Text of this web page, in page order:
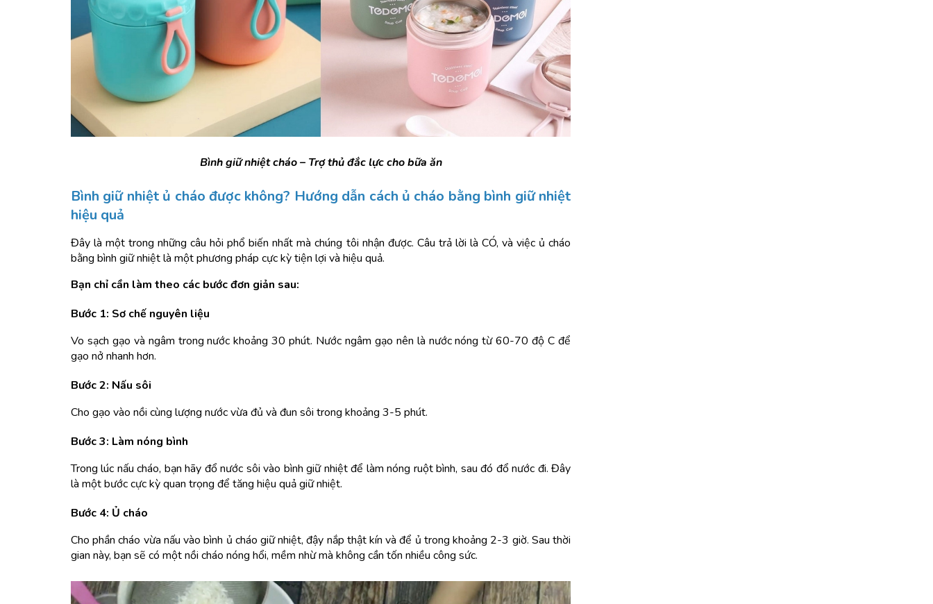
Bình giữ nhiệt cháo – Trợ thủ đắc lực cho bữa ăn
Bình giữ nhiệt ủ cháo được không? Hướng dẫn cách ủ cháo bằng bình giữ nhiệt
hiệu quả
Đây là một trong những câu hỏi phổ biến nhất mà chúng tôi nhận được. Câu trả lời là CÓ, và việc ủ cháo
bằng bình giữ nhiệt là một phương pháp cực kỳ tiện lợi và hiệu quả.
Bạn chỉ cần làm theo các bước đơn giản sau:
Bước 1: Sơ chế nguyên liệu
Vo sạch gạo và ngâm trong nước khoảng 30 phút. Nước ngâm gạo nên là nước nóng từ 60-70 độ C để
gạo nở nhanh hơn.
Bước 2: Nấu sôi
Cho gạo vào nồi cùng lượng nước vừa đủ và đun sôi trong khoảng 3-5 phút.
Bước 3: Làm nóng bình
Trong lúc nấu cháo, bạn hãy đổ nước sôi vào bình giữ nhiệt để làm nóng ruột bình, sau đó đổ nước đi. Đây
là một bước cực kỳ quan trọng để tăng hiệu quả giữ nhiệt.
Bước 4: Ủ cháo
Cho phần cháo vừa nấu vào bình ủ cháo giữ nhiệt, đậy nắp thật kín và để ủ trong khoảng 2-3 giờ. Sau thời
gian này, bạn sẽ có một nồi cháo nóng hổi, mềm nhừ mà không cần tốn nhiều công sức.